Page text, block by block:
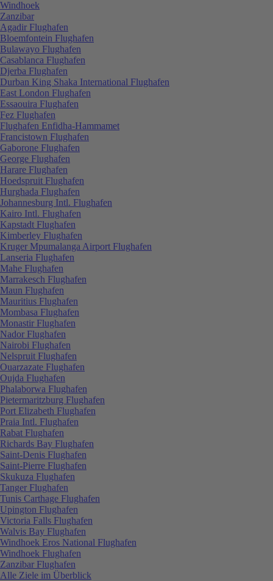
Windhoek
Zanzibar
Agadir Flughafen
Bloemfontein Flughafen
Bulawayo Flughafen
Casablanca Flughafen
Djerba Flughafen
Durban King Shaka International Flughafen
East London Flughafen
Essaouira Flughafen
Fez Flughafen
Flughafen Enfidha-Hammamet
Francistown Flughafen
Gaborone Flughafen
George Flughafen
Harare Flughafen
Hoedspruit Flughafen
Hurghada Flughafen
Johannesburg Intl. Flughafen
Kairo Intl. Flughafen
Kapstadt Flughafen
Kimberley Flughafen
Kruger Mpumalanga Airport Flughafen
Lanseria Flughafen
Mahe Flughafen
Marrakesch Flughafen
Maun Flughafen
Mauritius Flughafen
Mombasa Flughafen
Monastir Flughafen
Nador Flughafen
Nairobi Flughafen
Nelspruit Flughafen
Ouarzazate Flughafen
Oujda Flughafen
Phalaborwa Flughafen
Pietermaritzburg Flughafen
Port Elizabeth Flughafen
Praia Intl. Flughafen
Rabat Flughafen
Richards Bay Flughafen
Saint-Denis Flughafen
Saint-Pierre Flughafen
Skukuza Flughafen
Tanger Flughafen
Tunis Carthage Flughafen
Upington Flughafen
Victoria Falls Flughafen
Walvis Bay Flughafen
Windhoek Eros National Flughafen
Windhoek Flughafen
Zanzibar Flughafen
Alle Ziele im Überblick